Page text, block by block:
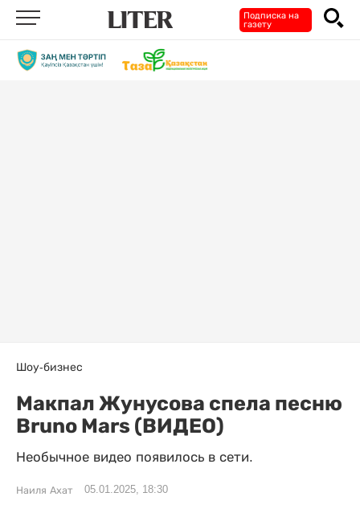
Подписка на
газету
Шоу-бизнес
Макпал Жунусова спела песню
Bruno Mars (ВИДЕО)
Необычное видео появилось в сети.
Наиля Ахат 05.01.2025, 18:30